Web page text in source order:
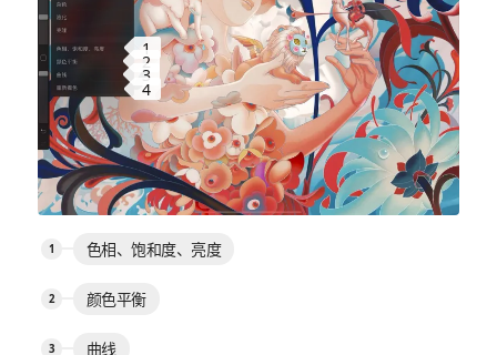
1
2
3
4
色相、饱和度、亮度
颜色平衡
曲线